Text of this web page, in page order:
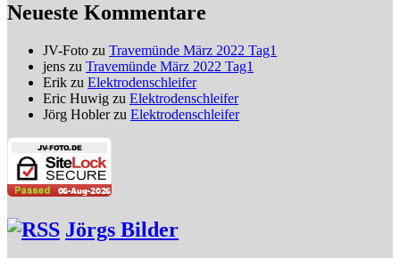
Neueste Kommentare
JV-Foto zu Travemünde März 2022 Tag1
jens zu Travemünde März 2022 Tag1
Erik zu Elektrodenschleifer
Eric Huwig zu Elektrodenschleifer
Jörg Hoblerzu Elektrodenschleifer
Jörgs Bilder